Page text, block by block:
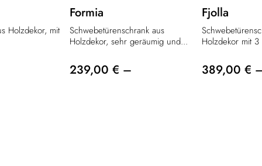
Holzdekor, mit
Formia
Schwebetürenschrank aus
Holzdekor, sehr geräumig und...
239,00 € –
Fjolla
Holzdekor mit
389,00 €